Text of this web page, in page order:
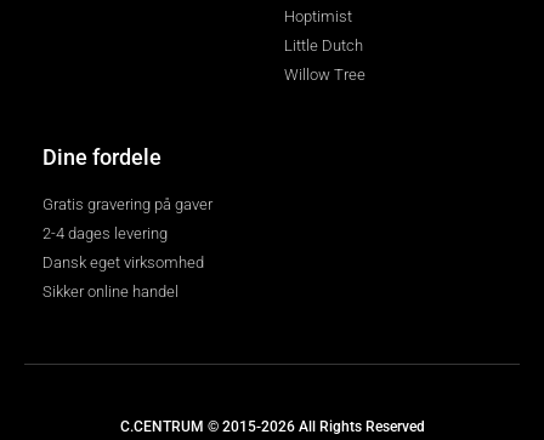
Hoptimist
Little Dutch
Willow Tree
Dine fordele
Gratis gravering på gaver
2-4 dages levering
Dansk eget virksomhed
Sikker online handel
C.CENTRUM © 2015-2026 All Rights Reserved